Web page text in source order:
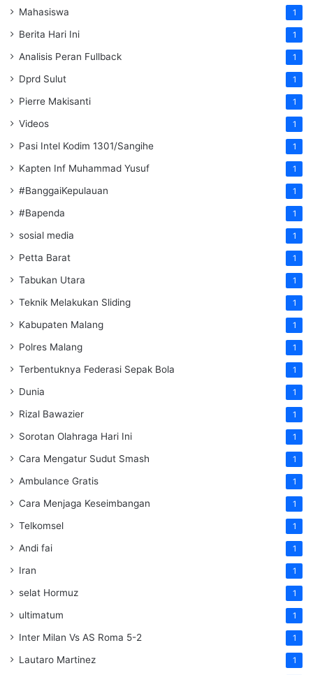
Mahasiswa 1
Berita Hari Ini 1
Analisis Peran Fullback 1
Dprd Sulut 1
Pierre Makisanti 1
Videos 1
Pasi Intel Kodim 1301/Sangihe 1
Kapten Inf Muhammad Yusuf 1
#BanggaiKepulauan 1
#Bapenda 1
sosial media 1
Petta Barat 1
Tabukan Utara 1
Teknik Melakukan Sliding 1
Kabupaten Malang 1
Polres Malang 1
Terbentuknya Federasi Sepak Bola 1
Dunia 1
Rizal Bawazier 1
Sorotan Olahraga Hari Ini 1
Cara Mengatur Sudut Smash 1
Ambulance Gratis 1
Cara Menjaga Keseimbangan 1
Telkomsel 1
Andi fai 1
Iran 1
selat Hormuz 1
ultimatum 1
Inter Milan Vs AS Roma 5-2 1
Lautaro Martinez 1